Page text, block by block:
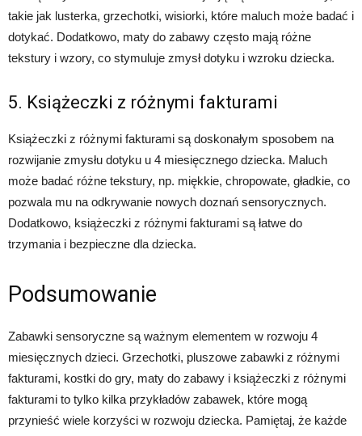
takie jak lusterka, grzechotki, wisiorki, które maluch może badać i
dotykać. Dodatkowo, maty do zabawy często mają różne
tekstury i wzory, co stymuluje zmysł dotyku i wzroku dziecka.
5. Książeczki z różnymi fakturami
Książeczki z różnymi fakturami są doskonałym sposobem na
rozwijanie zmysłu dotyku u 4 miesięcznego dziecka. Maluch
może badać różne tekstury, np. miękkie, chropowate, gładkie, co
pozwala mu na odkrywanie nowych doznań sensorycznych.
Dodatkowo, książeczki z różnymi fakturami są łatwe do
trzymania i bezpieczne dla dziecka.
Podsumowanie
Zabawki sensoryczne są ważnym elementem w rozwoju 4
miesięcznych dzieci. Grzechotki, pluszowe zabawki z różnymi
fakturami, kostki do gry, maty do zabawy i książeczki z różnymi
fakturami to tylko kilka przykładów zabawek, które mogą
przynieść wiele korzyści w rozwoju dziecka. Pamiętaj, że każde